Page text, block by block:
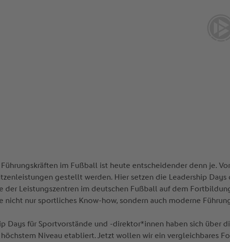
im Fußball ist heute entscheidender denn je.
gestellt werden. Hier setzen die Leadership Days
der Leistungszentren im deutschen Fußball auf dem
nicht nur sportliches Know-how, sondern auch moderne
Days für Sportvorstände und -direktor*innen haben sich über
höchstem Niveau etabliert. Jetzt wollen wir ein vergleichbares